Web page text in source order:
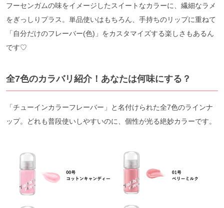
フーセンガムの味をイメージしたスイートなカラーに、繊細なラメ
をぎっしりプラス。単品使いはもちろん、手持ちのリップに重ねて
「自分だけのフレーバー(色)」をカスタマイズする楽しさもあるん
です♡
全7色のカラバリ紹介！あなたは何味にする？
「チューインカラーフレーバー」と名付けられた全7色のラインナ
ップ。どれも普段使いしやすいのに、個性が光る絶妙カラーです。